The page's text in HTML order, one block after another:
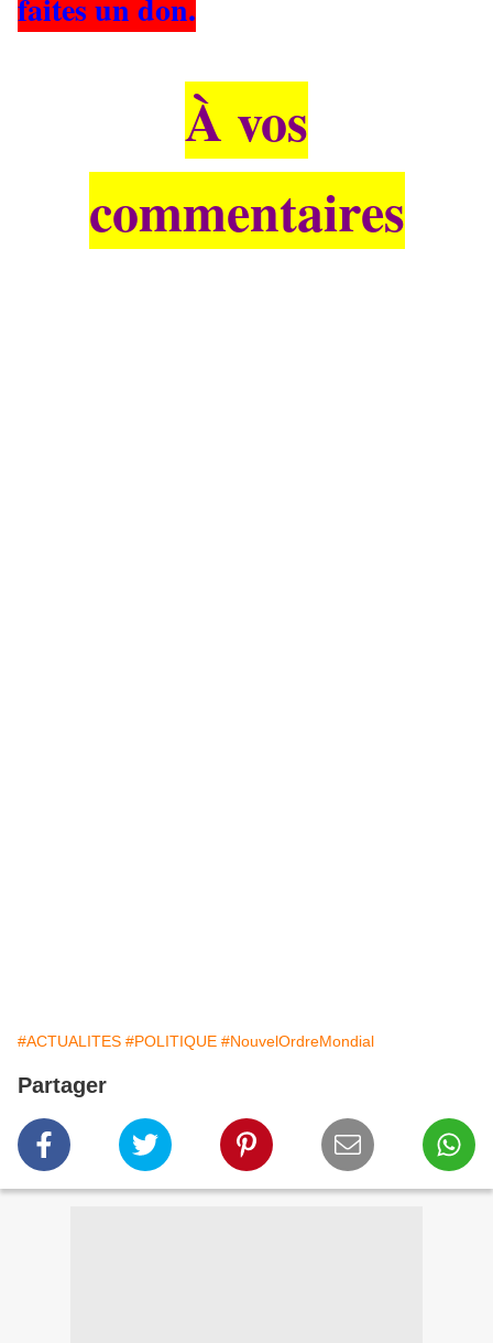
faites un don.
À vos
commentaires
#ACTUALITES #POLITIQUE #NouvelOrdreMondial
Partager